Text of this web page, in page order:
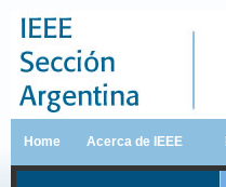
Home Acerca de IEEE